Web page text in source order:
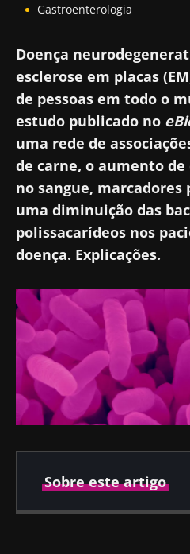
Gastroenterologia
Doença
esclerose em placas
de pessoas em todo o
estudo publicado no
uma rede de
de carne, o aumento
no sangue,
uma diminuição das
polissacarídeos nos
doença. Explicações.
Sobre este artigo